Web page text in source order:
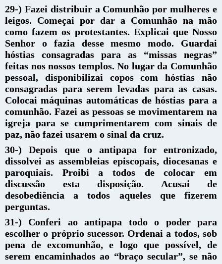
29-) Fazei distribuir a Comunhão por mulheres e
leigos. Começai por dar a Comunhão na mão
como fazem os protestantes. Explicai que Nosso
Senhor o fazia desse mesmo modo. Guardai
hóstias consagradas para as “missas negras”
feitas nos nossos templos. No lugar da Comunhão
pessoal, disponibilizai copos com hóstias não
consagradas para serem levadas para as casas.
Colocai máquinas automáticas de hóstias para a
comunhão. Fazei as pessoas se movimentarem na
igreja para se cumprimentarem com sinais de
paz, não fazei usarem o sinal da cruz.
30-) Depois que o antipapa for entronizado,
dissolvei as assembleias episcopais, diocesanas e
paroquiais. Proibi a todos de colocar em
discussão esta disposição. Acusai de
desobediência a todos aqueles que fizerem
perguntas.
31-) Conferi ao antipapa todo o poder para
escolher o próprio sucessor. Ordenai a todos, sob
pena de excomunhão, e logo que possível, de
serem encaminhados ao “braço secular”, se não